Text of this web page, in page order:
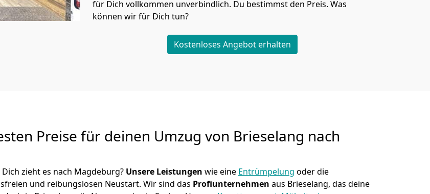
für Dich vollkommen unverbindlich. Du bestimmst den Preis. Was
können wir für Dich tun?
Kostenloses Angebot erhalten
Preise für deinen Umzug von Brieselang nach
Dich zieht es nach Magdeburg? Unsere Leistungen wie eine Entrümpelung oder die
und reibungslosen Neustart. Wir sind das Profiunternehmen aus Brieselang, das deine